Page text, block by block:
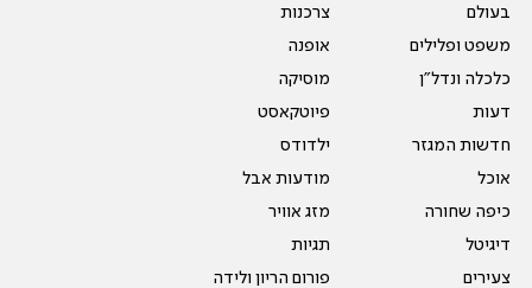
בעולם
משפט ופלילים
כלכלה ונדל"ן
דעות
חדשות המגזר
אוכל
כיפה שחורה
דיגיטל
צעירים
צרכנות
אופנה
מוסיקה
פיוטקאסט
ילדודס
מודעות אבל
מזג אוויר
תגיות
פורום הריון ולידה